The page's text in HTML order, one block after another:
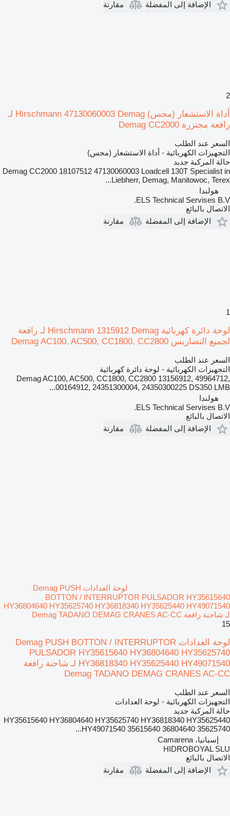
الإضافة إلى المفضلة مقارنة
2
أداة الاستشعار (مجس) Hirschmann 47130060003 Demag لـ
رافعة مجنزرة Demag CC2000
السعر عند الطلب
التجهيزات الكهربائية - أداة الاستشعار (مجس)
حالة المركبة جديد
Demag CC2000 18107512 47130060003 Loadcell 130T Specialist in
Liebherr, Demag, Manitowoc, Terex...
هولندا
ELS Technical Servises B.V.
الاتصال بالبائع
الإضافة إلى المفضلة
مقارنة
1
لوحة دائرة كهربائية Hirschmann 1315912 Demag لـ رافعة
لجميع التضاريس Demag AC100, AC500, CC1800, CC2800
السعر عند الطلب
التجهيزات الكهربائية - لوحة دائرة كهربائية
Demag AC100, AC500, CC1800, CC2800 13156912, 49964712,
00164912, 24351300004, 24350300225 DS350 LMB...
هولندا
ELS Technical Servises B.V.
الاتصال بالبائع
الإضافة إلى المفضلة
مقارنة
لوحة العدادات Demag PUSH
BOTTON / INTERRUPTOR PULSADOR HY35615640
HY36804640 HY35625740 HY36818340 HY35625440 HY49071540
لـ شاحنة رافعة Demag TADANO DEMAG CRANES AC-CC
15
لوحة العدادات Demag PUSH BOTTON / INTERRUPTOR
PULSADOR HY35615640 HY36804640 HY35625740
HY36818340 HY35625440 HY49071540 لـ شاحنة رافعة
Demag TADANO DEMAG CRANES AC-CC
السعر عند الطلب
التجهيزات الكهربائية - لوحة العدادات
حالة المركبة جديد
HY35615640 HY36804640 HY35625740 HY36818340 HY35625440
HY49071540 35615640 36804640 35625740...
إسبانيا، Camarena
HIDROBOYAL SLU
الاتصال بالبائع
الإضافة إلى المفضلة
مقارنة